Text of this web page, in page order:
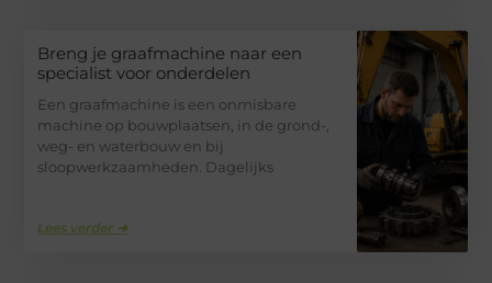
Breng je graafmachine naar een
specialist voor onderdelen
Een graafmachine is een onmisbare
machine op bouwplaatsen, in de grond-,
weg- en waterbouw en bij
sloopwerkzaamheden. Dagelijks
Lees verder ➜